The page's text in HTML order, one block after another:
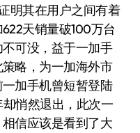
明其在用户之间有着
天销量破100万台
可没，益于一加手
略，为一加海外市
加手机曾短暂登陆
悄然退出，此次一
信应该是看到了大